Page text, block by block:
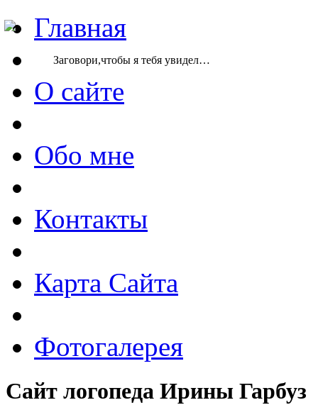
Главная
О сайте
Обо мне
Контакты
Карта Сайта
Фотогалерея
Заговори,чтобы я тебя увидел…
Сайт логопеда Ирины Гарбуз